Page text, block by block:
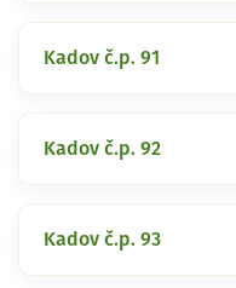
Kadov č.p. 91
Kadov č.p. 92
Kadov č.p. 93